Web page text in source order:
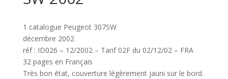
1 catalogue Peugeot 307SW
décembre 2002
réf : ID026 – 12/2002 – Tarif 02F du 02/12/02 – FRA
32 pages en Français
Très bon état, couverture légèrement jauni sur le bord.